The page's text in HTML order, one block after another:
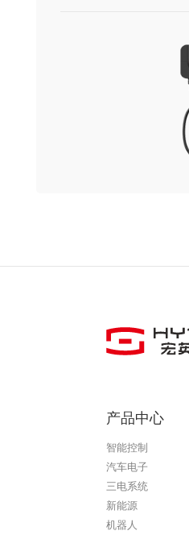
产品中心
智能控制
汽车电子
三电系统
新能源
机器人